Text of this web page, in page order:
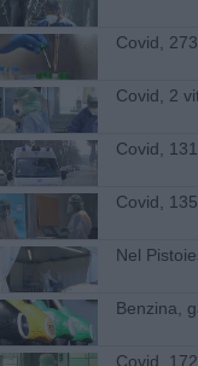
Covid,
Covid, 2
Covid,
Covid,
Nel
​Benzina,
Covid,